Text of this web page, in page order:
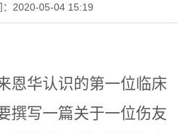
2020-05-04 15:19
恩华认识的第一位临床
撰写一篇关于一位伤友